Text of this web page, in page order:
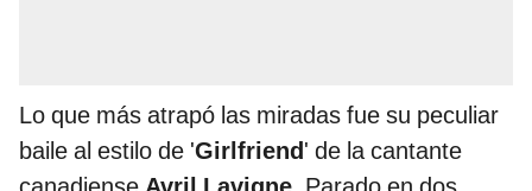
Lo que más atrapó las miradas fue su peculiar
baile al estilo de 'Girlfriend' de la cantante